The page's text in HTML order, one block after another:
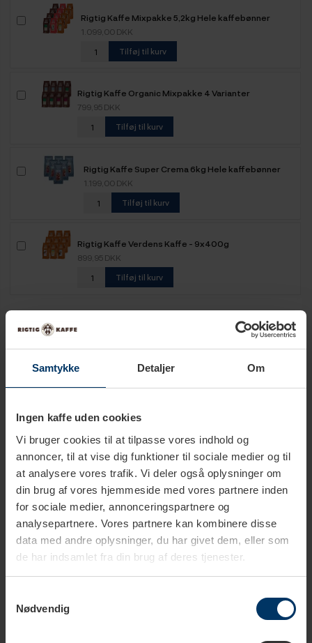
Samtykke Detaljer Om
Ingen kaffe uden cookies
Vi bruger cookies til at tilpasse vores indhold og
annoncer, til at vise dig funktioner til sociale medier og til
at analysere vores trafik. Vi deler også oplysninger om
din brug af vores hjemmeside med vores partnere inden
for sociale medier, annonceringspartnere og
analysepartnere. Vores partnere kan kombinere disse
data med andre oplysninger, du har givet dem, eller som
de har indsamlet fra din brug af deres tjenester.
Nødvendig
Rigtig Kaffe Mixpakke 5,2kg Hele kaffebønner
1.099,00 DKK
Tilføj til kurv
Rigtig Kaffe Organic Mixpakke 4 Varianter
799,95 DKK
Tilføj til kurv
Rigtig Kaffe Super Crema 6kg Hele kaffebønner
1.199,00 DKK
Tilføj til kurv
Rigtig Kaffe Verdens Kaffe - 9x400g
899,95 DKK
Tilføj til kurv
Farve Creme
Krummebakke Ja
Optøningsfunktion
Strømforbrug (Effekt)